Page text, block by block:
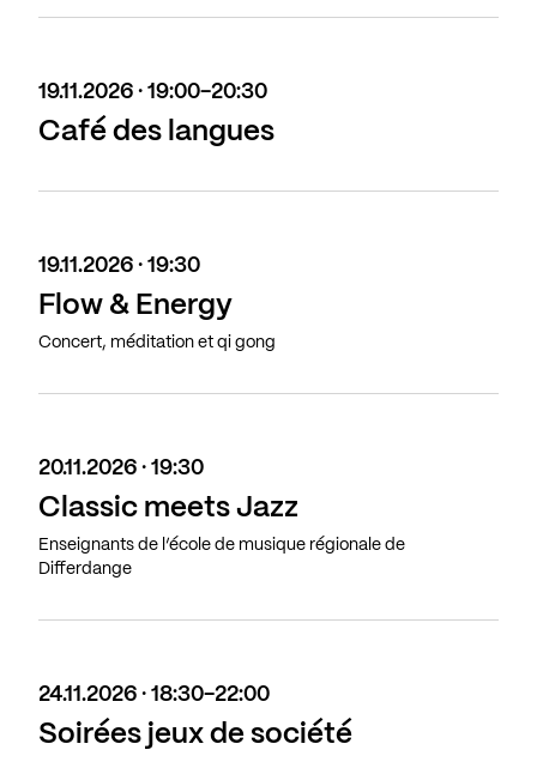
19.11.2026 · 19:00-20:30
Café des langues
19.11.2026 · 19:30
Flow & Energy
Concert, méditation et qi gong
20.11.2026 · 19:30
Classic meets Jazz
Enseignants de l’école de musique régionale de
Differdange
24.11.2026 · 18:30-22:00
Soirées jeux de société